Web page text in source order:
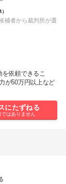
示談
補者から裁判所が選
依頼できるこ
が50万円以上など
にたずねる
はありません